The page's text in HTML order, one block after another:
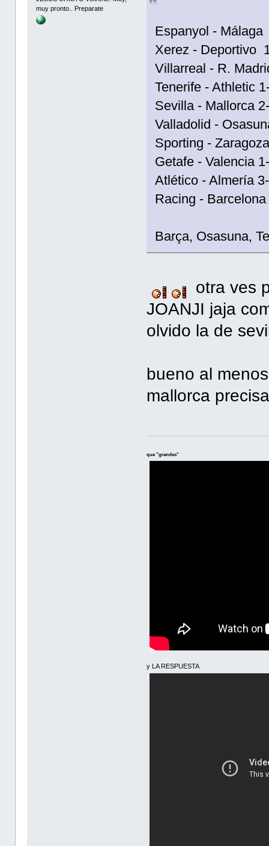
muy pronto.. Preparate
Espanyol -
Xerez - Deportivo
Villarreal - R.
Tenerife - Athletic
Sevilla - Mallorca
Valladolid -
Sporting -
Getafe - Valencia
Atlético - Almería
Racing -
Barça, Osasuna,
otra ves
JOANJI jaja
olvido la de
bueno al
mallorca
que "grandes"
y LA RESPUESTA